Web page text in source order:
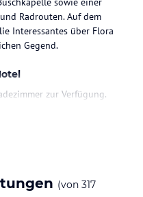
Radrouten. Auf dem
Interessantes über Flora
Gegend.
zur Verfügung.
sind auch ein Safe
(von 317